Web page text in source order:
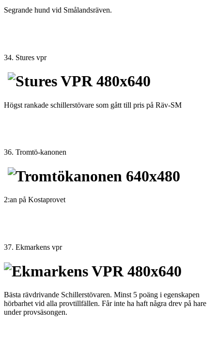
Segrande hund vid Smålandsräven.
34. Stures vpr
Högst rankade schillerstövare som gått till pris på Räv-SM
36. Tromtö-kanonen
2:an på Kostaprovet
37. Ekmarkens vpr
Bästa rävdrivande Schillerstövaren. Minst 5 poäng i egenskapen
hörbarhet vid alla provtillfällen. Får inte ha haft några drev på hare
under provsäsongen.